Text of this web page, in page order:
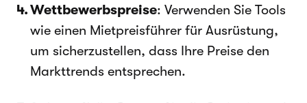
Wettbewerbspreise: Verwenden Sie Tools
wie einen Mietpreisführer für Ausrüstung,
um sicherzustellen, dass Ihre Preise den
Markttrends entsprechen.